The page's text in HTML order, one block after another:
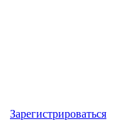
Зарегистрироваться